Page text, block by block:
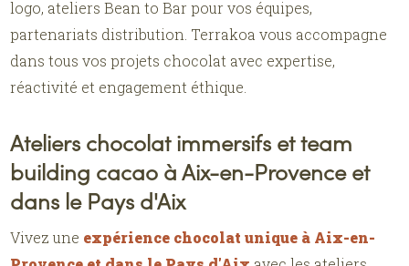
logo, ateliers Bean to Bar pour vos équipes,
partenariats distribution. Terrakoa vous accompagne
dans tous vos projets chocolat avec expertise,
réactivité et engagement éthique.
Ateliers chocolat immersifs et team
building cacao à Aix-en-Provence et
dans le Pays d'Aix
Vivez une expérience chocolat unique à Aix-en-